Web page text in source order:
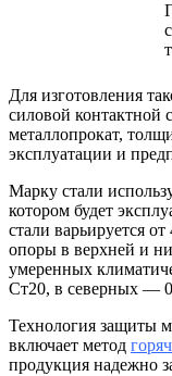
Для изготовления
силовой контактной
металлопрокат,
эксплуатации и
Марку стали
котором будет
стали варьируется
опоры в верхней и
умеренных
Ст20, в северных —
Технология защиты
включает метод
продукция надежно